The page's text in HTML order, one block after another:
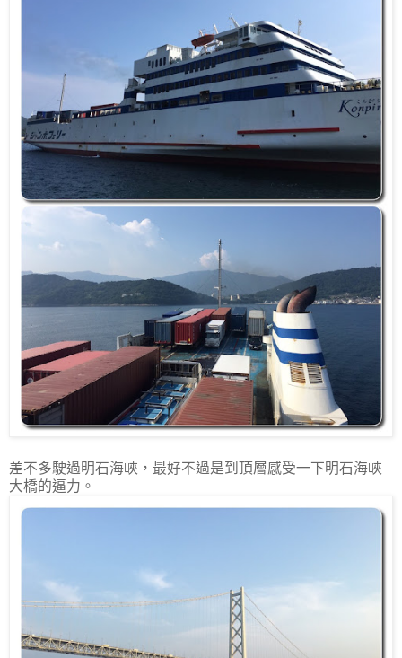
差不多駛過明石海峽，最好不過是到頂層感受一下明石海峽
大橋的逼力。